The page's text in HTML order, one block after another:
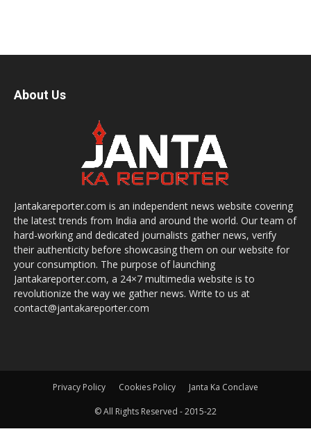
About Us
Jantakareporter.com is an independent news website covering
the latest trends from India and around the world. Our team of
hard-working and dedicated journalists gather news, verify
their authenticity before showcasing them on our website for
your consumption. The purpose of launching
Jantakareporter.com, a 24×7 multimedia website is to
revolutionize the way we gather news. Write to us at
contact@jantakareporter.com
Privacy Policy Cookies Policy Janta Ka Conclave
© All Rights Reserved - 2015-22